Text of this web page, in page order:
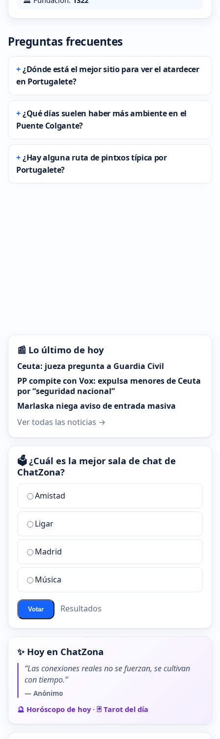
Preguntas frecuentes
¿Dónde está el mejor sitio para ver el atardecer
en Portugalete?
¿Qué días suelen haber más ambiente en el
Puente Colgante?
¿Hay alguna ruta de pintxos típica por
Portugalete?
📰 Lo último de hoy
Ceuta: jueza pregunta a Guardia Civil
PP compite con Vox: expulsa menores de Ceuta
por “seguridad nacional”
Marlaska niega aviso de entrada masiva
Ver todas las noticias →
🗳️ ¿Cuál es la mejor sala de chat de
ChatZona?
¿Cuál
la
mejor
sala
chat
ChatZona?
Amistad
Ligar
Madrid
Música
Votar Resultados
✨ Hoy en ChatZona
“Las conexiones reales no se fuerzan, se cultivan
con tiempo.”
— Anónimo
🔮 Horóscopo de hoy· 🃏 Tarot del día